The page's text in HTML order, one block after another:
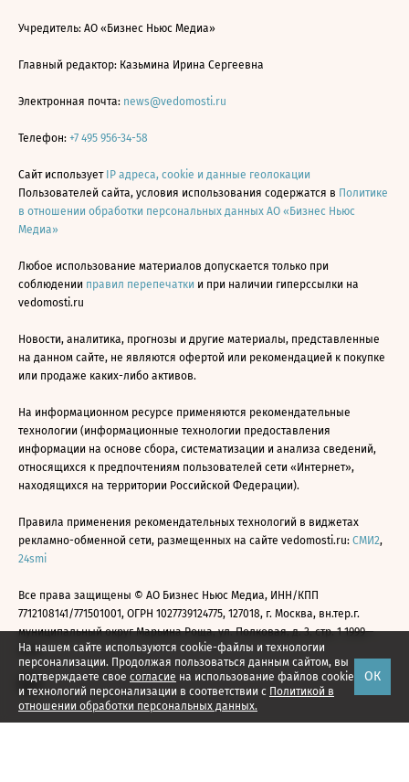
На нашем сайте используются cookie-файлы и технологии
персонализации. Продолжая пользоваться данным сайтом, вы
подтверждаете свое согласие на использование файлов cookie
и технологий персонализации в соответствии с Политикой в
отношении обработки персональных данных.
ОК
Учредитель: АО «Бизнес Ньюс Медиа»
Главный редактор: Казьмина Ирина Сергеевна
Электронная почта: news@vedomosti.ru
Телефон: +7 495 956-34-58
Сайт использует IP адреса, cookie и данные геолокации
Пользователей сайта, условия использования содержатся в Политике
в отношении обработки персональных данных АО «Бизнес Ньюс
Медиа»
Любое использование материалов допускается только при
соблюдении правил перепечатки и при наличии гиперссылки на
vedomosti.ru
Новости, аналитика, прогнозы и другие материалы, представленные
на данном сайте, не являются офертой или рекомендацией к покупке
или продаже каких-либо активов.
На информационном ресурсе применяются рекомендательные
технологии (информационные технологии предоставления
информации на основе сбора, систематизации и анализа сведений,
относящихся к предпочтениям пользователей сети «Интернет»,
находящихся на территории Российской Федерации).
Правила применения рекомендательных технологий в виджетах
рекламно-обменной сети, размещенных на сайте vedomosti.ru: СМИ2,
24smi
Все права защищены © АО Бизнес Ньюс Медиа, ИНН/КПП
7712108141/771501001, ОГРН 1027739124775, 127018, г. Москва, вн.тер.г.
муниципальный округ Марьина Роща, ул. Полковая, д. 3, стр. 1 1999—
2026